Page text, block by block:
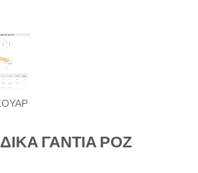
ΓΑΝΤΙΑ ΡΟΖ